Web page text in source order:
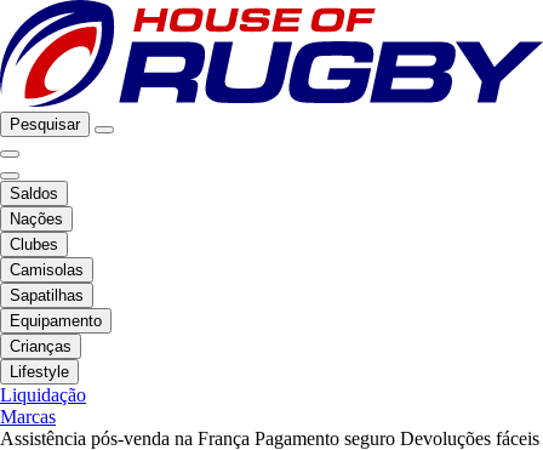
Pesquisar
Saldos
Nações
Clubes
Camisolas
Sapatilhas
Equipamento
Crianças
Lifestyle
Liquidação
Marcas
Assistência pós-venda na França Pagamento seguro Devoluções fáceis